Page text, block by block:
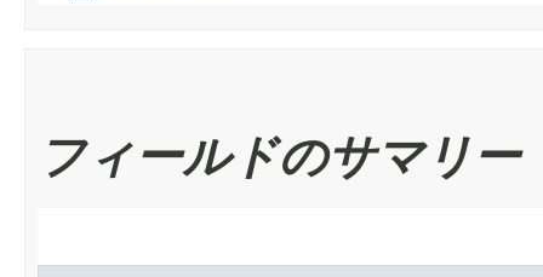
フィールドのサマリー